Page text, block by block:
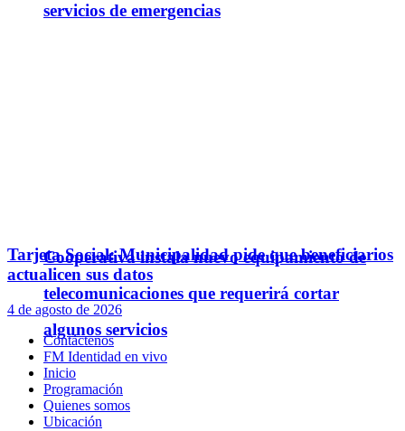
servicios de emergencias
Cooperativa instala nuevo equipamiento de
telecomunicaciones que requerirá cortar
algunos servicios
Tarjeta Social: Municipalidad pide que beneficiarios
actualicen sus datos
4 de agosto de 2026
Contáctenos
FM Identidad en vivo
Inicio
Programación
Quienes somos
Ubicación